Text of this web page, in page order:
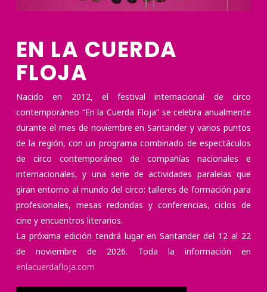
EN LA CUERDA
FLOJA
Nacido en 2012, el festival internacional de circo
contemporáneo “En la Cuerda Floja” se celebra anualmente
durante el mes de noviembre en Santander y varios puntos
de la región, con un programa combinado de espectáculos
de circo contemporáneo de compañías nacionales e
internacionales, y una serie de actividades paralelas que
giran entorno al mundo del circo: talleres de formación para
profesionales, mesas redondas y conferencias, ciclos de
cine y encuentros literarios.
La próxima edición tendrá lugar en Santander del 12 al 22
de noviembre de 2026. Toda la información en
enlacuerdafloja.com